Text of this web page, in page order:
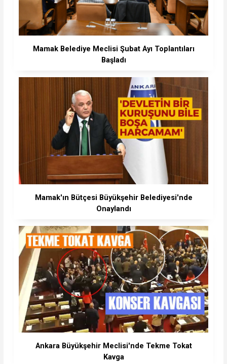
Mamak Belediye Meclisi Şubat Ayı Toplantıları
Başladı
Mamak'ın Bütçesi Büyükşehir Belediyesi'nde
Onaylandı
Ankara Büyükşehir Meclisi'nde Tekme Tokat
Kavga